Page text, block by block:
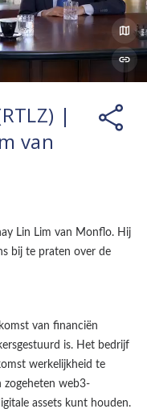
|
van
Lin Lim van Monflo. Hij
bij te praten over de
van financiën
is. Het bedrijf
werkelijkheid te
zogeheten web3-
assets kunt houden.